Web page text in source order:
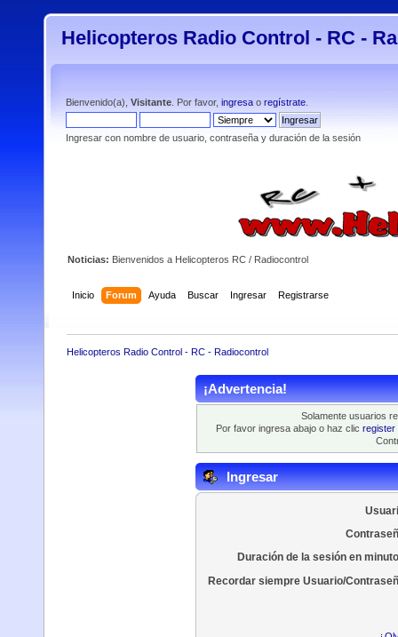
Helicopteros Radio Control - RC -
Bienvenido(a), Visitante . Por favor, ingresa o regístrate
Ingresar con nombre de usuario, contraseña y duración de la sesión
Noticias: Bienvenidos a Helicopteros RC / Radiocontrol
Inicio Forum Ayuda Buscar Ingresar Registrarse
Helicopteros Radio Control - RC - Radiocontrol
¡Advertencia!
Solamente usuarios
Por favor ingresa abajo o haz clic register
Ingresar
Duración de la sesión en
Recordar siempre Usuario/